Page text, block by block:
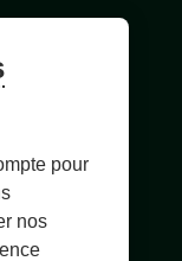
dans une
s'ouvrira dans
hyperlien
Cet hyperlien
pour
nos